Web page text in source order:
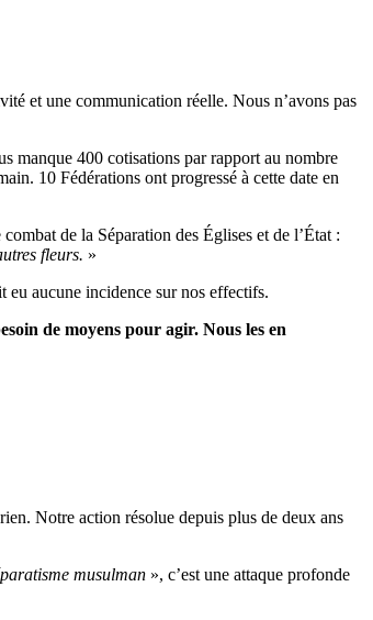
et une communication réelle. Nous n’avons pas
manque 400 cotisations par rapport au nombre
10 Fédérations ont progressé à cette date en
de la Séparation des Églises et de l’État :
fleurs. »
eu aucune incidence sur nos effectifs.
de moyens pour agir. Nous les en
Notre action résolue depuis plus de deux ans
musulman », c’est une attaque profonde